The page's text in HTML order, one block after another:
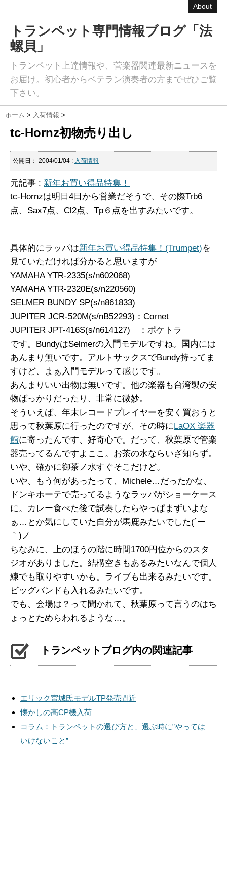
About
トランペット専門情報ブログ「法
螺貝」
トランペット上達情報や、菅楽器関連最新ニュースを
お届け。初心者からベテラン演奏者の方までぜひご覧
下さい。
ホーム > 入荷情報 >
tc-Hornz初物売り出し
公開日： 2004/01/04 : 入荷情報
元記事 : 新年お買い得品特集！
tc-Hornzは明日4日から営業だそうで、その際Trb6
点、Sax7点、Cl2点、Tp６点を出すみたいです。
具体的にラッパは新年お買い得品特集！(Trumpet)を
見ていただければ分かると思いますが
YAMAHA YTR-2335(s/n602068)
YAMAHA YTR-2320E(s/n220560)
SELMER BUNDY SP(s/n861833)
JUPITER JCR-520M(s/nB52293)：Cornet
JUPITER JPT-416S(s/n614127) ：ポケトラ
です。BundyはSelmerの入門モデルですね。国内には
あんまり無いです。アルトサックスでBundy持ってま
すけど、まぁ入門モデルって感じです。
あんまりいい出物は無いです。他の楽器も台湾製の安
物ばっかりだったり、非常に微妙。
そういえば、年末レコードプレイヤーを安く買おうと
思って秋葉原に行ったのですが、その時にLaOX 楽器
館に寄ったんです、好奇心で。だって、秋葉原で管楽
器売ってるんですよここ。お茶の水ならいざ知らず。
いや、確かに御茶ノ水すぐそこだけど。
いや、もう何があったって、Michele…だったかな、
ドンキホーテで売ってるようなラッパがショーケース
に。カレー食べた後で試奏したらやっぱまずいよな
ぁ…とか気にしていた自分が馬鹿みたいでした(´ー
｀)ノ
ちなみに、上のほうの階に時間1700円位からのスタ
ジオがありました。結構空きもあるみたいなんで個人
練でも取りやすいかも。ライブも出来るみたいです。
ビッグバンドも入れるみたいです。
でも、会場は？って聞かれて、秋葉原って言うのはち
ょっとためらわれるような…。
トランペットブログ内の関連記事
エリック宮城氏モデルTP発売間近
懐かしの高CP機入荷
コラム：トランペットの選び方と、選ぶ時に”やっては
いけないこと”